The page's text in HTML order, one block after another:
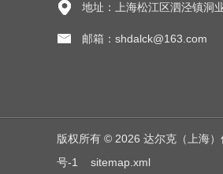
地址：上海松江区泗泾镇洞
邮箱：shdalck@163.com
版权所有 © 2026 达尔克（上海
号-1
sitemap.xml